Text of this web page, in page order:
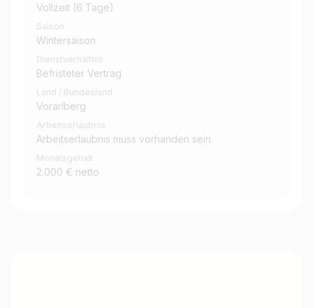
Vollzeit (6 Tage)
Saison
Wintersaison
Dienstverhältnis
Befristeter Vertrag
Land / Bundesland
Vorarlberg
Arbeitserlaubnis
Arbeitserlaubnis muss vorhanden sein
Monatsgehalt
2.000 € netto